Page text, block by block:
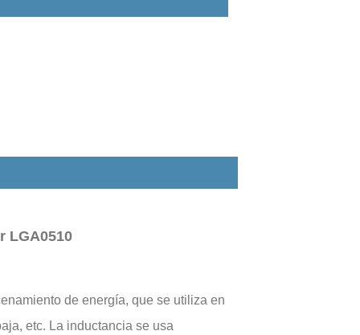
LGA0510
de energía, que se utiliza en
etc. La inductancia se usa